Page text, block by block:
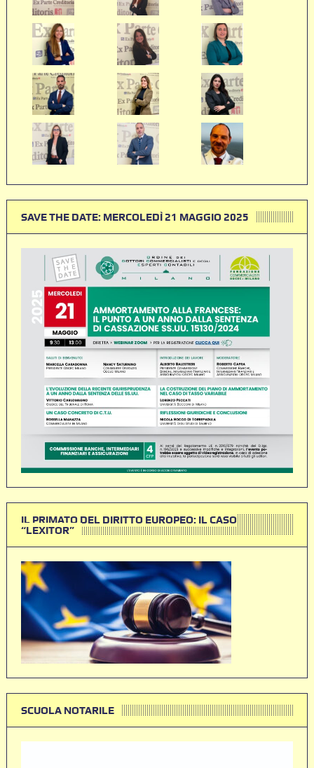
SAVE THE DATE: MERCOLEDÌ 21 MAGGIO 2025
IL PRIMATO DEL DIRITTO EUROPEO: IL CASO
“LEXITOR”
SCUOLA NOTARILE